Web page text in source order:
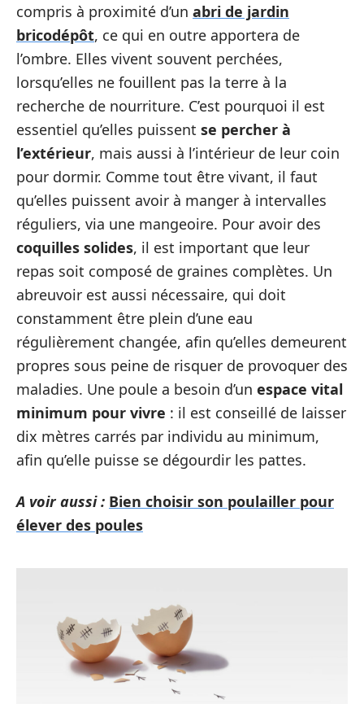
compris à proximité d’un abri de jardin
bricodépôt, ce qui en outre apportera de
l’ombre. Elles vivent souvent perchées,
lorsqu’elles ne fouillent pas la terre à la
recherche de nourriture. C’est pourquoi il est
essentiel qu’elles puissent se percher à
l’extérieur, mais aussi à l’intérieur de leur coin
pour dormir. Comme tout être vivant, il faut
qu’elles puissent avoir à manger à intervalles
réguliers, via une mangeoire. Pour avoir des
coquilles solides, il est important que leur
repas soit composé de graines complètes. Un
abreuvoir est aussi nécessaire, qui doit
constamment être plein d’une eau
régulièrement changée, afin qu’elles demeurent
propres sous peine de risquer de provoquer des
maladies. Une poule a besoin d’un espace vital
minimum pour vivre : il est conseillé de laisser
dix mètres carrés par individu au minimum,
afin qu’elle puisse se dégourdir les pattes.
A voir aussi : Bien choisir son poulailler pour
élever des poules